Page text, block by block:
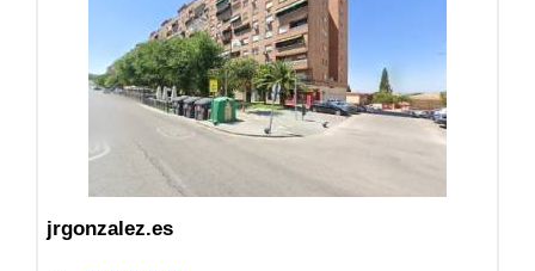
jrgonzalez.es